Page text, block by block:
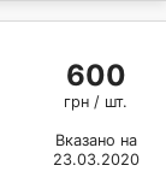
600
грн / шт.
Вказано на
23.03.2020